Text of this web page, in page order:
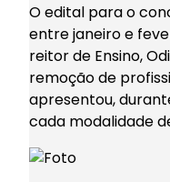
O edital para o
entre janeiro e
reitor de Ensino,
remoção de
apresentou,
cada modalidade